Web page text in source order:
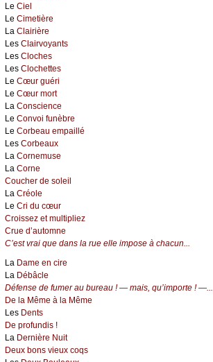
Le Ciel
Le Cimetière
La Clairière
Les Clairvoyants
Les Cloches
Les Clochettes
Le Cœur guéri
Le Cœur mort
La Conscience
Le Convoi funèbre
Le Corbeau empaillé
Les Corbeaux
La Cornemuse
La Corne
Coucher de soleil
La Créole
Le Cri du cœur
Croissez et multipliez
Crue d’automne
C’est vrai que dans la rue elle impose à chacun...
La Dame en cire
La Débâcle
Défense de fumer au bureau ! — mais, qu’importe ! —...
De la Même à la Même
Les Dents
De profundis !
La Dernière Nuit
Deux bons vieux coqs